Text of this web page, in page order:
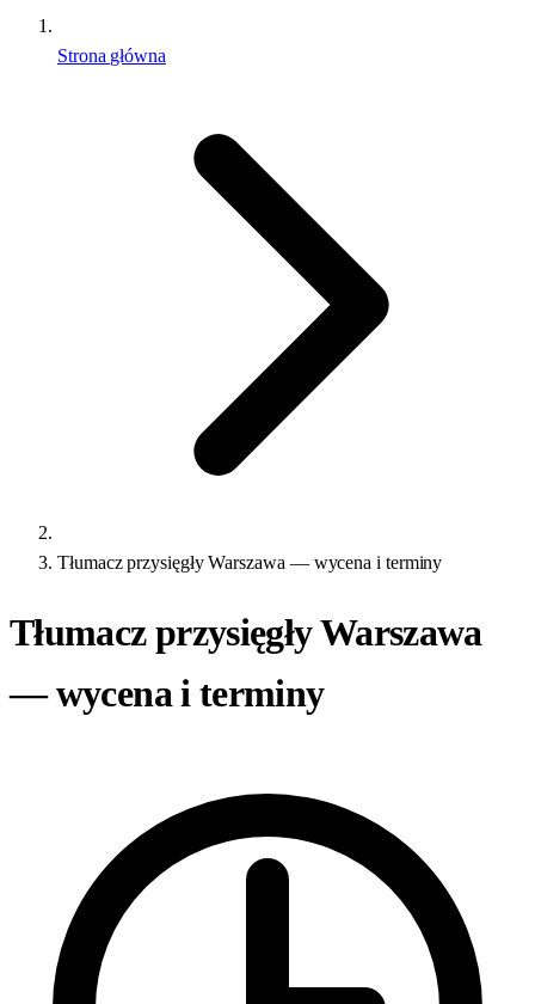
Strona główna
Tłumacz przysięgły Warszawa — wycena i terminy
Tłumacz przysięgły Warszawa
— wycena i terminy